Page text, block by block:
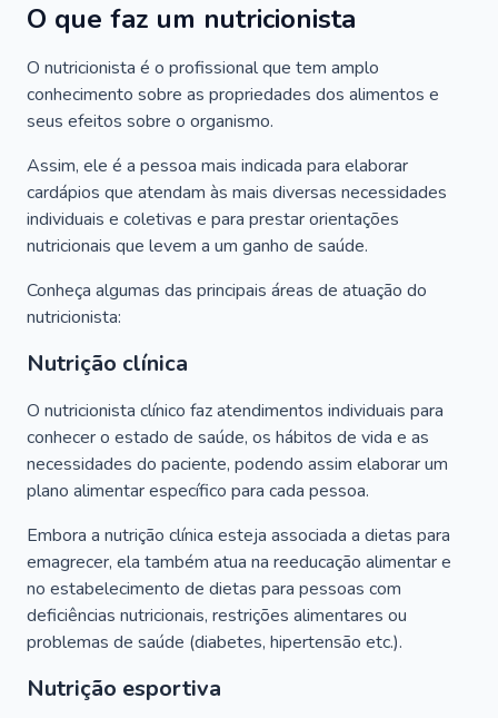
O que faz um nutricionista
O nutricionista é o profissional que tem amplo
conhecimento sobre as propriedades dos alimentos e
seus efeitos sobre o organismo.
Assim, ele é a pessoa mais indicada para elaborar
cardápios que atendam às mais diversas necessidades
individuais e coletivas e para prestar orientações
nutricionais que levem a um ganho de saúde.
Conheça algumas das principais áreas de atuação do
nutricionista:
Nutrição clínica
O nutricionista clínico faz atendimentos individuais para
conhecer o estado de saúde, os hábitos de vida e as
necessidades do paciente, podendo assim elaborar um
plano alimentar específico para cada pessoa.
Embora a nutrição clínica esteja associada a dietas para
emagrecer, ela também atua na reeducação alimentar e
no estabelecimento de dietas para pessoas com
deficiências nutricionais, restrições alimentares ou
problemas de saúde (diabetes, hipertensão etc.).
Nutrição esportiva